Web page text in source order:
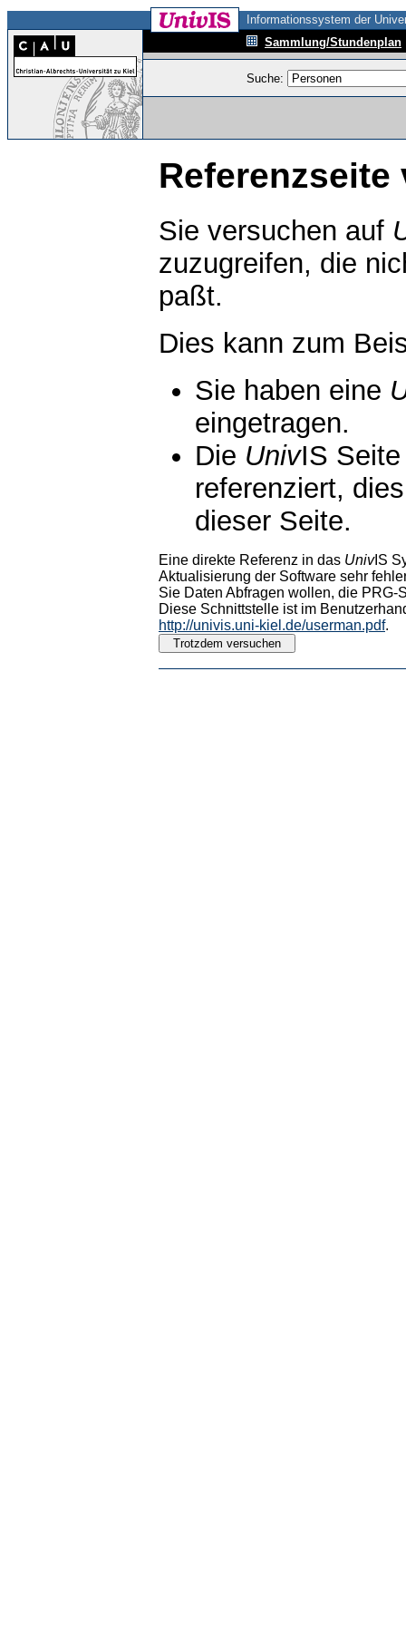
Informationssystem der
Sammlung/Stundenplan
Suche:
Referenzseite
Sie versuchen auf
zuzugreifen, die
paßt.
Dies kann zum
Sie haben eine
eingetragen.
Die UnivIS
referenziert,
dieser Seite.
Eine direkte Referenz in das UnivIS
Aktualisierung der Software sehr
Sie Daten Abfragen wollen, die PRG-
Diese Schnittstelle ist im
http://univis.uni-kiel.de/userman.pdf.